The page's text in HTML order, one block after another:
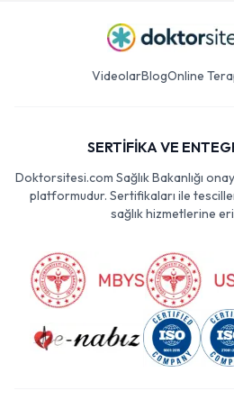
VideolarBlogOnline
SERTİFİKA VE
Doktorsitesi.com Sağlık Bakanlığı
platformudur. Sertifikaları ile
sağlık hizmetlerine